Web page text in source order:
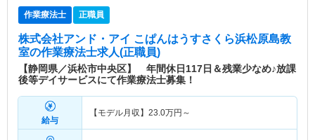
作業療法士 正職員
株式会社アンド・アイ こぱんはうすさくら浜松原島教
室の作業療法士求人(正職員)
【静岡県／浜松市中央区】 年間休日117日＆残業少なめ♪放課
後等デイサービスにて作業療法士募集！
給与
【モデル月収】 23.0万円～